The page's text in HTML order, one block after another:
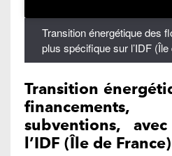
Transition énergétique des
plus spécifique sur l’IDF (Île
Transition
subventions,
l’IDF (Île de